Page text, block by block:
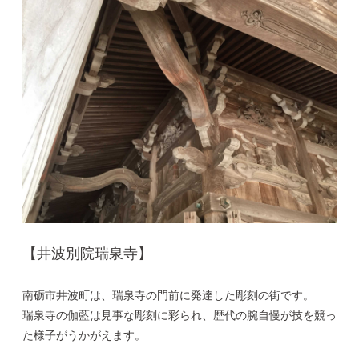
【井波別院瑞泉寺】
南砺市井波町は、瑞泉寺の門前に発達した彫刻の街です。
瑞泉寺の伽藍は見事な彫刻に彩られ、歴代の腕自慢が技を競っ
た様子がうかがえます。